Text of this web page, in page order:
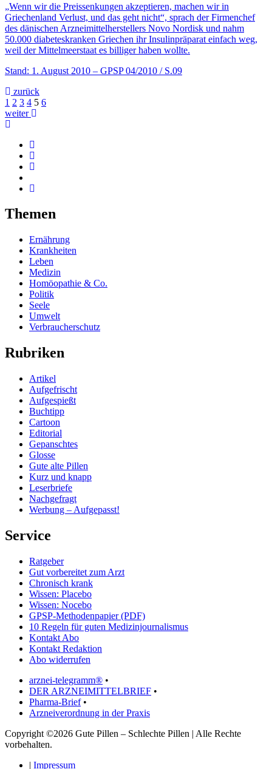
„Wenn wir die Preissenkungen akzeptieren, machen wir in
Griechenland Verlust, und das geht nicht“, sprach der Firmenchef
des dänischen Arzneimittelherstellers Novo Nordisk und nahm
50.000 diabeteskranken Griechen ihr Insulinpräparat einfach weg,
weil der Mittelmeerstaat es billiger haben wollte.
Stand: 1. August 2010 – GPSP 04/2010 / S.09
zurück
1 2 3 4 5 6
weiter
Themen
Ernährung
Krankheiten
Leben
Medizin
Homöopathie & Co.
Politik
Seele
Umwelt
Verbraucherschutz
Rubriken
Artikel
Aufgefrischt
Aufgespießt
Buchtipp
Cartoon
Editorial
Gepanschtes
Glosse
Gute alte Pillen
Kurz und knapp
Leserbriefe
Nachgefragt
Werbung – Aufgepasst!
Service
Ratgeber
Gut vorbereitet zum Arzt
Chronisch krank
Wissen: Placebo
Wissen: Nocebo
GPSP-Methodenpapier (PDF)
10 Regeln für guten Medizinjournalismus
Kontakt Abo
Kontakt Redaktion
Abo widerrufen
arznei-telegramm® •
DER ARZNEIMITTELBRIEF •
Pharma-Brief•
Arzneiverordnung in der Praxis
Copyright ©2026 Gute Pillen – Schlechte Pillen | Alle Rechte
vorbehalten.
| Impressum